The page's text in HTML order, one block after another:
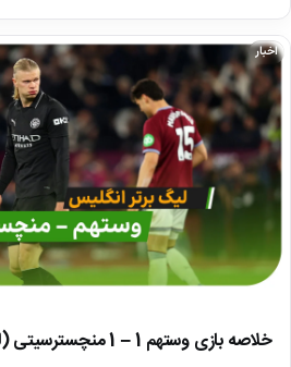
اخبار
خلاصه بازی وستهم 1 – 1 منچسترسیتی (لیگ برتر انگلیس)